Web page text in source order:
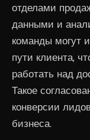
отделами
данными и
команды могут
пути клиента,
работать над
Такое
конверсии
бизнеса.